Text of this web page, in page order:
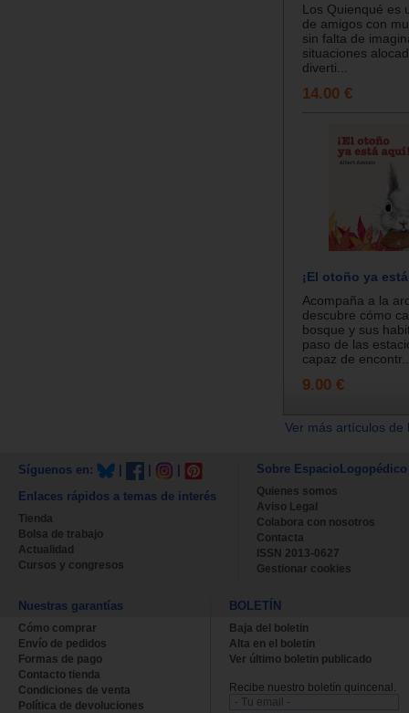
Los Quienqué es
de amigos con
sin falta de
situaciones
diverti...
14.00 €
¡El otoño ya
Acompaña a la
descubre cómo
bosque y sus
paso de las
capaz de
9.00 €
Ver más artículos
Síguenos en:
Enlaces rápidos a temas de interés
Tienda
Bolsa de trabajo
Actualidad
Cursos y congresos
Sobre EspacioLogopédico
Quienes somos
Aviso Legal
Colabora con nosotros
Contacta
ISSN 2013-0627
Gestionar cookies
Nuestras garantías
Cómo comprar
Envío de pedidos
Formas de pago
Contacto tienda
Condiciones de venta
Política de devoluciones
BOLETÍN
Baja del boletin
Alta en el boletin
Ver último boletin publicado
Recibe nuestro boletín quincenal.